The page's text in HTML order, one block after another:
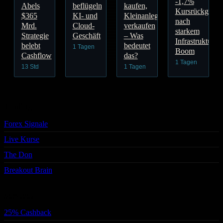
Abels
$365
Mrd.
Strategie
belebt
Cashflow
13 Std
beflügeln
KI- und
Cloud-
Geschäft
1 Tagen
kaufen,
Kleinanleger
verkaufen
– Was
bedeutet
das?
1 Tagen
Kursrückgang
nach
starkem
Infrastruktur-
Boom
1 Tagen
Forex Signale
Live Kurse
The Don
Breakout Brain
25% Cashback